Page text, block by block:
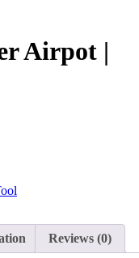
Airpot |
Reviews (0)